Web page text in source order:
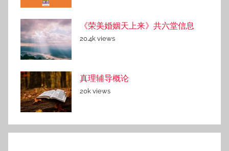
《荣美婚姻天上来》共六堂信息
20.4k views
真理辅导概论
20k views